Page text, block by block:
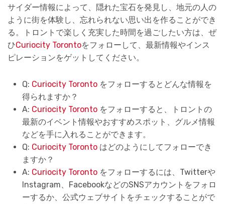
サイダー情報によって、隠れた宝石を発見し、地元の人の
ように街を体験し、忘れられない思い出を作ることができ
る。トロントで楽しく充実した時間を過ごしたい方は、ぜ
ひCuriocity Torontoをフォローして、最新情報やインス
ピレーションをゲットしてください。
Q: Curiocity Torontoをフォローするとどんな情報を
得られますか？
A: Curiocity Torontoをフォローすると、トロントの
最新のイベント情報やおすすめスポット、グルメ情報
などを手に入れることができます。
Q: Curiocity Torontoはどのようにしてフォローでき
ますか？
A: Curiocity Torontoをフォローするには、Twitterや
Instagram、FacebookなどのSNSアカウントをフォロ
ーするか、公式ウェブサイトをチェックすることがで